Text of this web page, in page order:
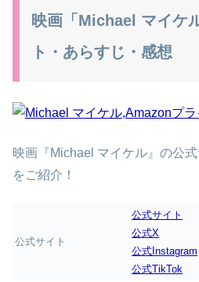
映画「Michael マイケ
ト・あらすじ・感想
映画『Michael マイケル』の公
をご紹介！
公式サイト
公式サイト
公式X
公式Instagram
公式TikTok